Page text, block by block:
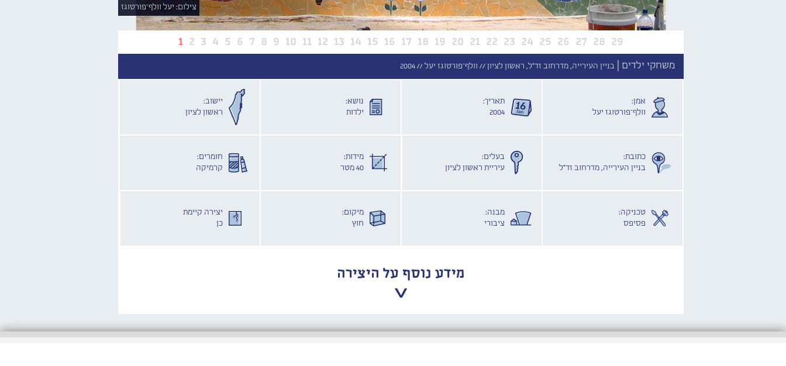
1 2 3 4 5 6 7 8 9 10 11 12 13 14 15 16 17 18 19 20 21 22 23 24 25 26 27 28 29
צילום: יעל וולף־פורטוגז
משחקי ילדים | בניין העירייה, מדרחוב זד"ל, ראשון לציון // וולף־פורטוגז יעל //2004
אמן:
וולף־פורטוגז יעל
תאריך:
2004
נושא:
ילדות
יישוב:
ראשון לציון
כתובת:
בניין העירייה, מדרחוב זד"ל
בעלים:
עיריית ראשון לציון
מידות:
40 מטר
חומרים:
קרמיקה
טכניקה:
פסיפס
מבנה:
ציבורי
מיקום:
חוץ
יצירה קיימת
כן
מידע נוסף על היצירה